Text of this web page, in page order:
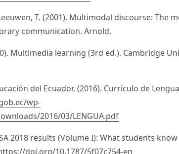
T. (2001). Multimodal discourse: The
communication. Arnold.
Multimedia learning (3rd ed.). Cambridge
del Ecuador. (2016). Currículo de
wp-
2016/03/LENGUA.pdf
2018 results (Volume I): What students
doi.org/10.1787/5f07c754-en